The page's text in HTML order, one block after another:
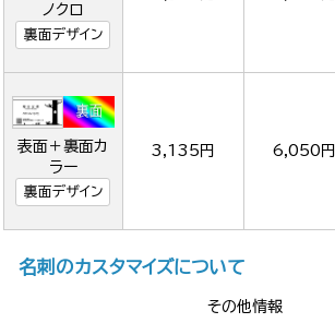
ノクロ
裏面デザイン
表面＋裏面カ
ラー
裏面デザイン
3,135円 6,050円
名刺のカスタマイズについて
その他情報